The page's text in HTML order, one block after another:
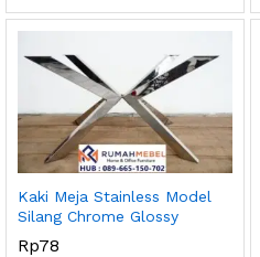
Kaki Meja Stainless Model
Silang Chrome Glossy
Rp78